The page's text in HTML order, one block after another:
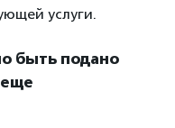
услуги.
быть подано
еще